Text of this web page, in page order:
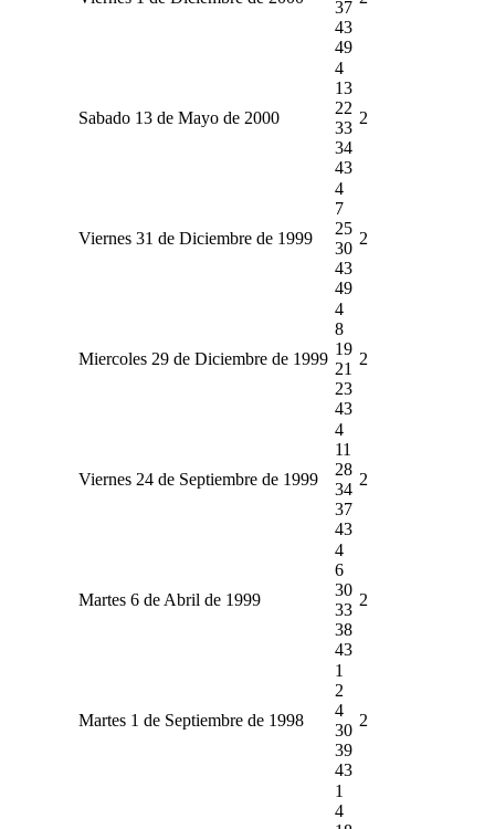
37
43
49
Sabado 13 de Mayo de 2000
4
13
22
33
34
43
2
Viernes 31 de Diciembre de 1999
4
7
25
30
43
49
2
Miercoles 29 de Diciembre de 1999
4
8
19
21
23
43
2
Viernes 24 de Septiembre de 1999
4
11
28
34
37
43
2
Martes 6 de Abril de 1999
4
6
30
33
38
43
2
Martes 1 de Septiembre de 1998
1
2
4
30
39
43
2
1
4